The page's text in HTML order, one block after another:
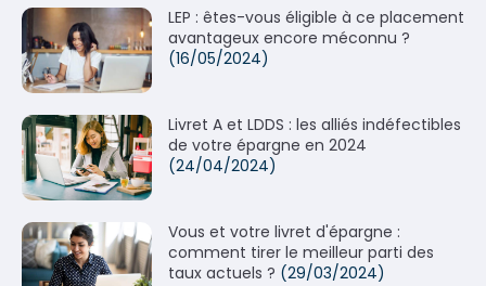
LEP : êtes-vous éligible à ce placement
avantageux encore méconnu ?
(16/05/2024)
Livret A et LDDS : les alliés indéfectibles
de votre épargne en 2024
(24/04/2024)
Vous et votre livret d'épargne :
comment tirer le meilleur parti des
taux actuels ? (29/03/2024)